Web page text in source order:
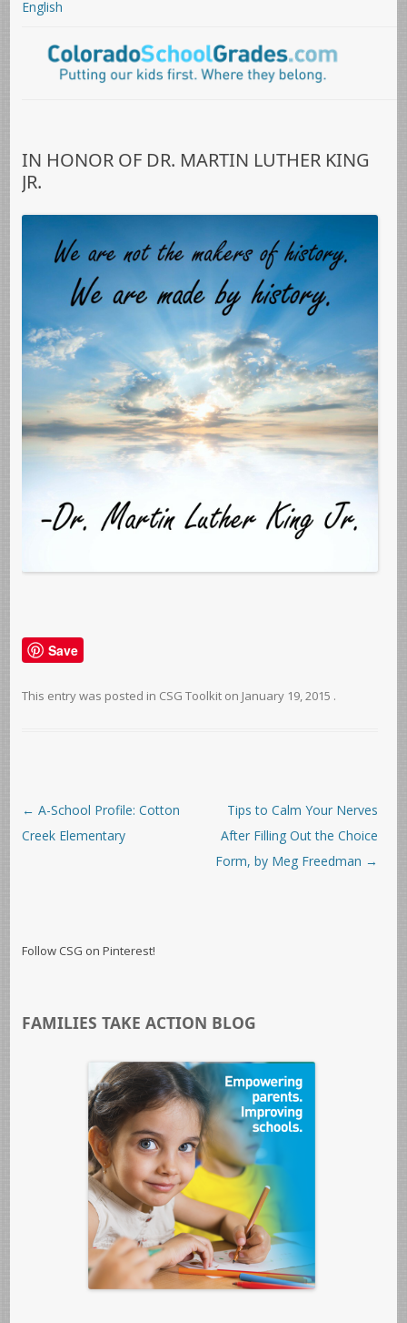
English
IN HONOR OF DR. MARTIN LUTHER KING
JR.
Save
This entry was posted in CSG Toolkit on January 19, 2015 .
Post navigation
← A-School Profile: Cotton
Creek Elementary
Tips to Calm Your Nerves
After Filling Out the Choice
Form, by Meg Freedman →
Follow CSG on Pinterest!
FAMILIES TAKE ACTION BLOG